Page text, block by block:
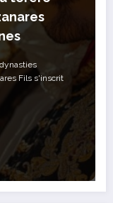
Fils s'inscrit